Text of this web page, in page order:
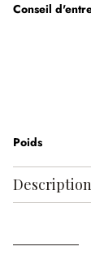
Conseil
Poids
Description